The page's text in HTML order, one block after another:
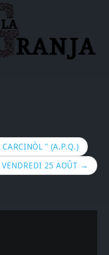
" (A.P.Q.)
25 AOÛT →